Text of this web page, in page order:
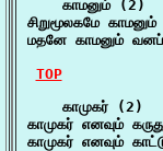
    காமனும் (2)
சிறுமூலகமே
மதனே காமனும்
TOP
    காமுகர் (2)
காமுகர் எனவும்
காமுகர் எனவும்